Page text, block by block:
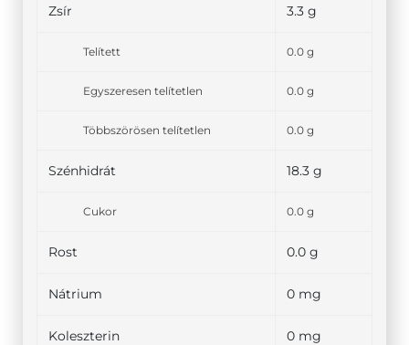
Zsír 3.3 g
Telített 0.0 g
Egyszeresen telítetlen 0.0 g
Többszörösen telítetlen 0.0 g
Szénhidrát 18.3 g
Cukor 0.0 g
Rost 0.0 g
Nátrium 0 mg
Koleszterin 0 mg